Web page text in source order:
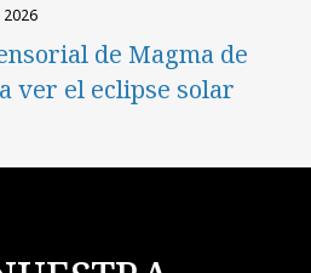
2026
de Magma de
ver el eclipse solar